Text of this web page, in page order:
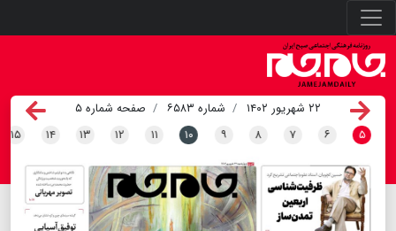
۲۲ شهریور ۱۴۰۲ شماره ۶۵۸۳
صفحه شماره ۵
۵ ۶ ۷ ۸ ۹ ۱۰ ۱۱ ۱۲ ۱۳ ۱۴ ۱۵